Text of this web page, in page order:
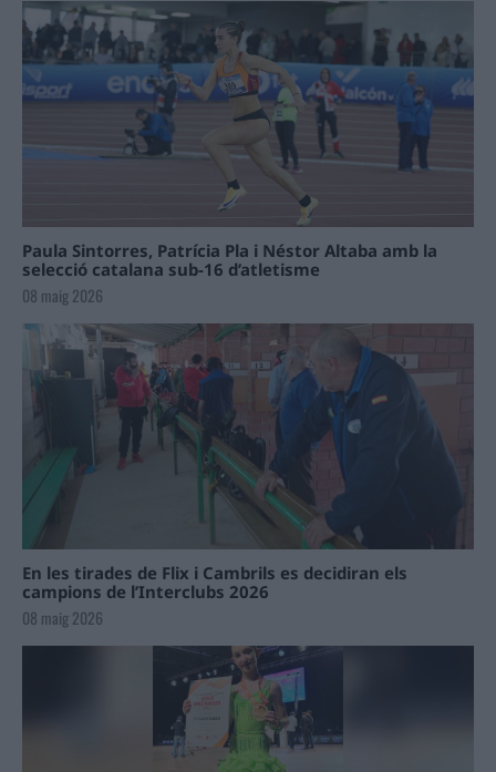
Paula Sintorres, Patrícia Pla i Néstor Altaba amb la
selecció catalana sub-16 d’atletisme
08 maig 2026
En les tirades de Flix i Cambrils es decidiran els
campions de l’Interclubs 2026
08 maig 2026